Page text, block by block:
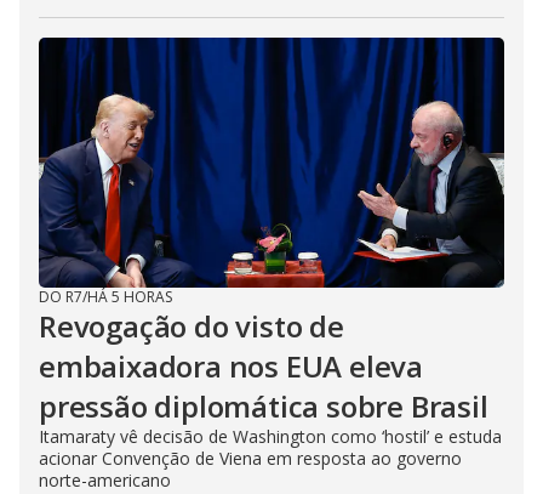
DO R7/HÁ 5 HORAS
Revogação do visto de
embaixadora nos EUA eleva
pressão diplomática sobre Brasil
Itamaraty vê decisão de Washington como ‘hostil’ e estuda
acionar Convenção de Viena em resposta ao governo
norte-americano